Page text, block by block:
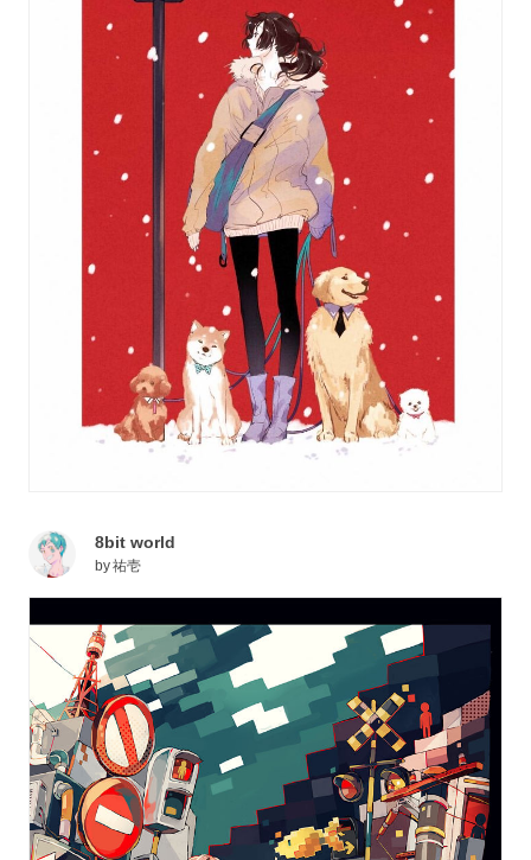
8bit world
by祐壱